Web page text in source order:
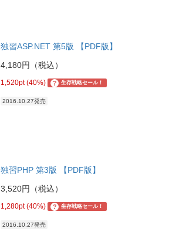
独習ASP.NET 第5版 【PDF版】
4,180円（税込）
1,520pt (40%) ? 生存戦略セール！
2016.10.27発売
独習PHP 第3版 【PDF版】
3,520円（税込）
1,280pt (40%) ? 生存戦略セール！
2016.10.27発売